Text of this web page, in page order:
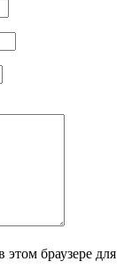
браузере для